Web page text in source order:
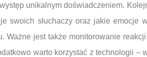
unikalnym doświadczeniem.
swoich słuchaczy oraz jakie emocje
Ważne jest także monitorowanie
warto korzystać z technologii –